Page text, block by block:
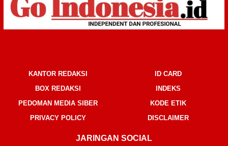
KANTOR REDAKSI
ID CARD
BOX REDAKSI
INDEKS
PEDOMAN MEDIA SIBER
KODE ETIK
PRIVACY POLICY
DISCLAIMER
JARINGAN SOCIAL